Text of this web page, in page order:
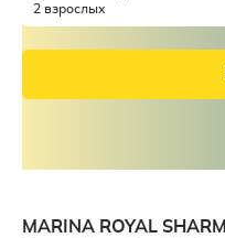
2 взрослых
MARINA ROYAL SHARM